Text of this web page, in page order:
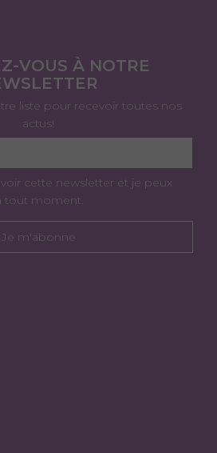
VOUS À NOTRE
liste pour recevoir toutes nos
actus!
cette newsletter et je peux
tout moment.
Je m'abonne